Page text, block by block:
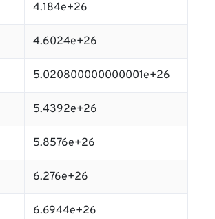
4.184e+26
4.6024e+26
5.020800000000001e+26
5.4392e+26
5.8576e+26
6.276e+26
6.6944e+26